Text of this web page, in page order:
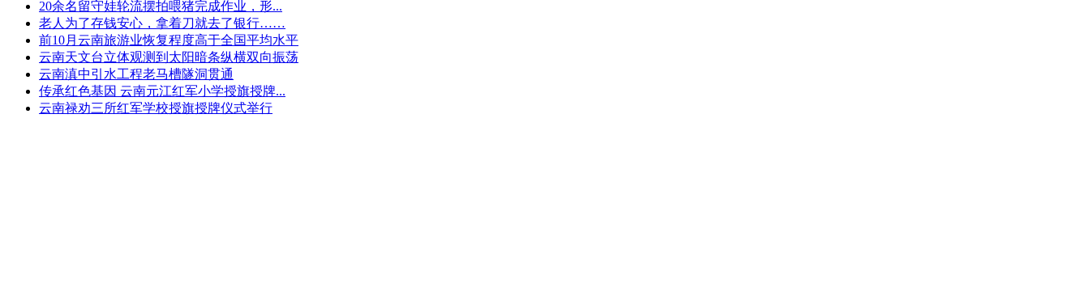
20余名留守娃轮流摆拍喂猪完成作业，形...
老人为了存钱安心，拿着刀就去了银行……
前10月云南旅游业恢复程度高于全国平均水平
云南天文台立体观测到太阳暗条纵横双向振荡
云南滇中引水工程老马槽隧洞贯通
传承红色基因 云南元江红军小学授旗授牌...
云南禄劝三所红军学校授旗授牌仪式举行